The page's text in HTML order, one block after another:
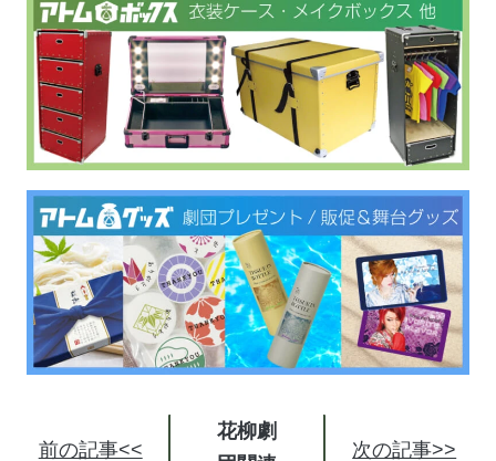
前の記事<<
花柳劇
次の記事>>